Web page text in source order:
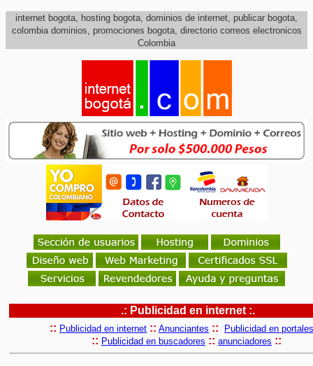
internet bogota, hosting bogota, dominios de internet, publicar bogota,
colombia dominios, promociones bogota, directorio correos electronicos
Colombia
.: Publicidad en internet :.
:: Publicidad en internet :: Anunciantes :: Publicidad en portales
:: Publicidad en buscadores :: anunciadores ::